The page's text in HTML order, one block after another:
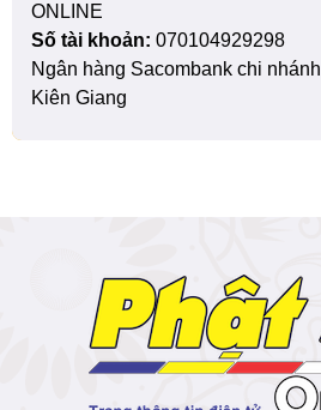
ONLINE
Số tài khoản: 070104929298
Ngân hàng Sacombank chi nhánh
Kiên Giang